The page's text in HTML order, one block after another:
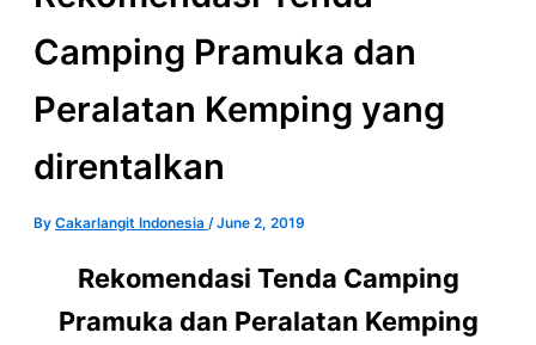
Camping Pramuka dan
Peralatan Kemping yang
direntalkan
By Cakarlangit Indonesia /June 2, 2019
Rekomendasi Tenda Camping
Pramuka dan Peralatan Kemping